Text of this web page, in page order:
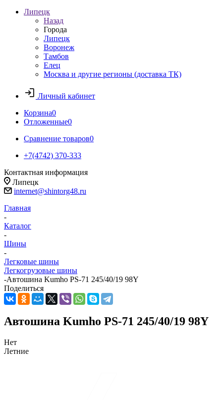
Липецк
Назад
Города
Липецк
Воронеж
Тамбов
Елец
Москва и другие регионы (доставка ТК)
Личный кабинет
Корзина0
Отложенные0
Сравнение товаров0
+7(4742) 370-333
Контактная информация
Липецк
internet@shintorg48.ru
Главная
-
Каталог
-
Шины
-
Легковые шины
Легкогрузовые шины
-Автошина Kumho PS-71 245/40/19 98Y
Поделиться
Автошина Kumho PS-71 245/40/19 98Y
Нет
Летние